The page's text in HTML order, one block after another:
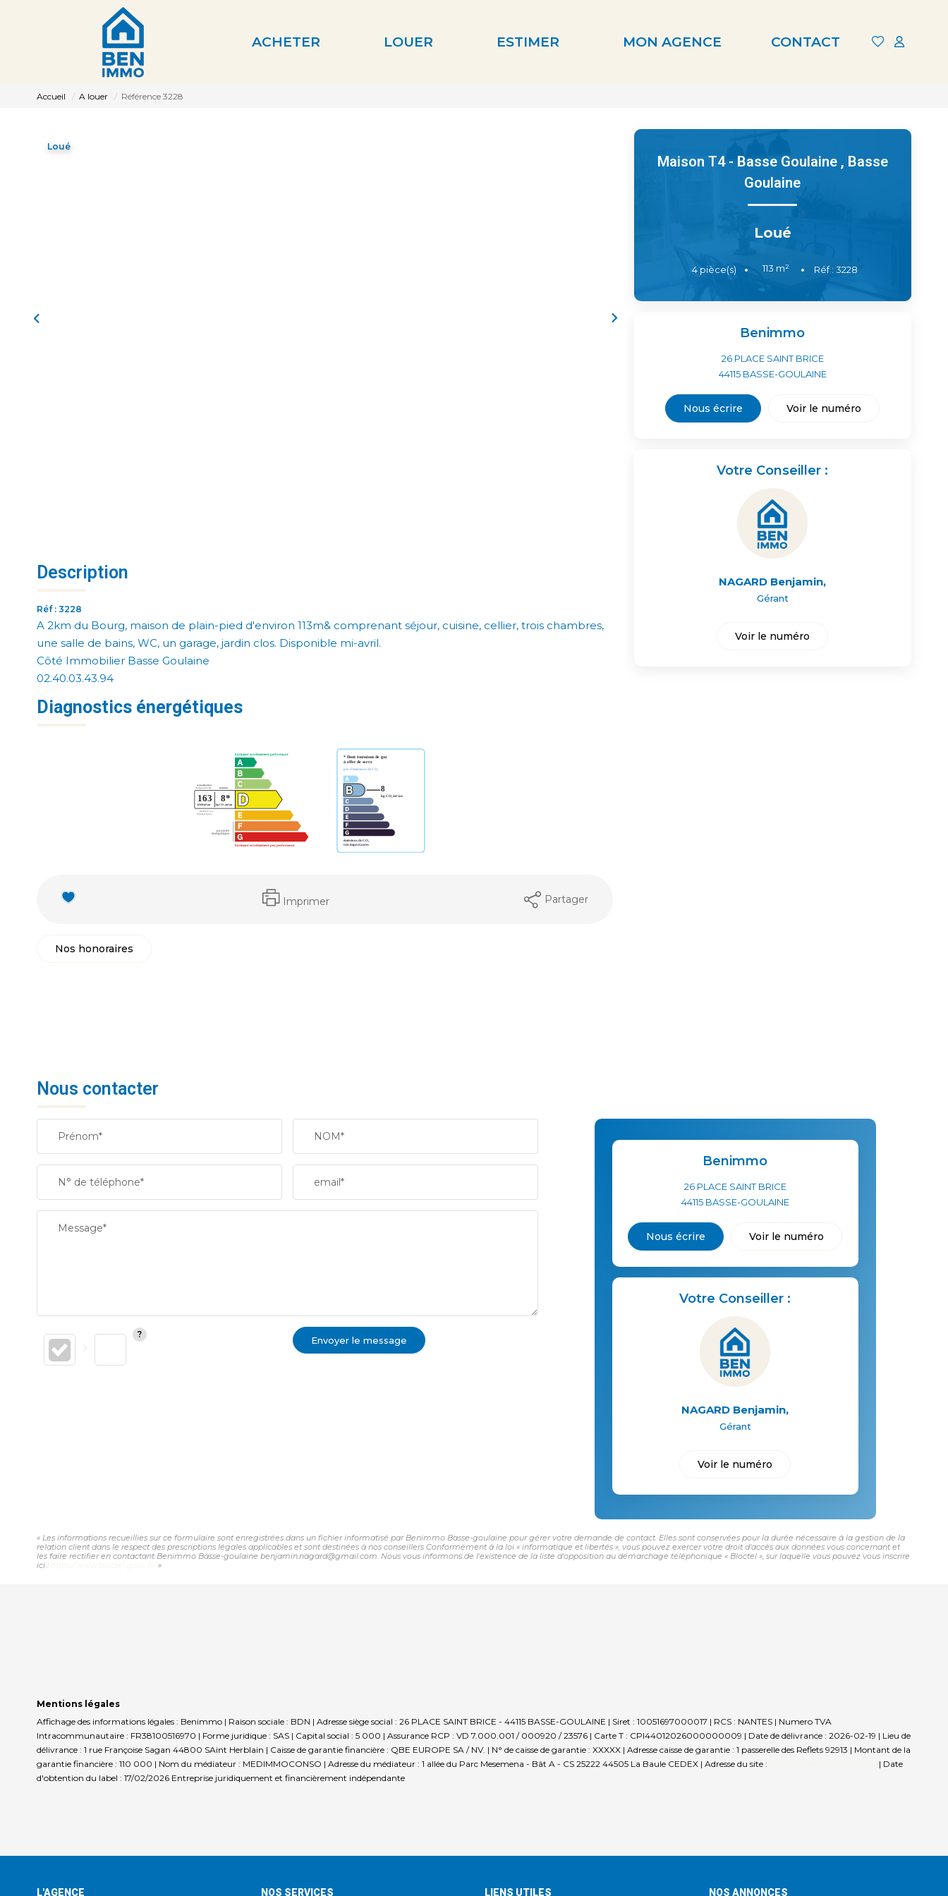
ACHETER LOUER ESTIMER MON AGENCE CONTACT
Accueil A louer Référence 3228
Loué
Description
Réf : 3228
A 2km du Bourg, maison de plain-pied d'environ 113m& comprenant séjour, cuisine, cellier, trois chambres,
une salle de bains, WC, un garage, jardin clos. Disponible mi-avril.
Côté Immobilier Basse Goulaine
02.40.03.43.94
Diagnostics énergétiques
Imprimer Partager
Nos honoraires
Maison T4 - Basse Goulaine , Basse
Goulaine
Loué
4 pièce(s) 113 m² Réf : 3228
Benimmo
26 PLACE SAINT BRICE
44115 BASSE-GOULAINE
Nous écrire Voir le numéro
Votre Conseiller :
NAGARD Benjamin,
Gérant
Voir le numéro
Nous contacter
Prénom* NOM*
N° de téléphone* email*
Message*
Envoyer le message
Benimmo
26 PLACE SAINT BRICE
44115 BASSE-GOULAINE
Nous écrire Voir le numéro
Votre Conseiller :
NAGARD Benjamin,
Gérant
Voir le numéro
« Les informations recueillies sur ce formulaire sont enregistrées dans un fichier informatisé par Benimmo Basse-goulaine pour gérer votre demande de contact. Elles sont conservées pour la durée nécessaire à la gestion de la
relation client dans le respect des prescriptions légales applicables et sont destinées à nos conseillers Conformément à la loi « informatique et libertés », vous pouvez exercer votre droit d'accès aux données vous concernant et
les faire rectifier en contactant Benimmo Basse-goulaine benjamin.nagard@gmail.com. Nous vous informons de l'existence de la liste d'opposition au démarchage téléphonique « Bloctel », sur laquelle vous pouvez vous inscrire
ici :
»
Mentions légales
Affichage des informations légales : Benimmo | Raison sociale : BDN | Adresse siège social : 26 PLACE SAINT BRICE - 44115 BASSE-GOULAINE | Siret : 10051697000017 | RCS : NANTES | Numero TVA
Intracommunautaire : FR38100516970 | Forme juridique : SAS | Capital social : 5 000 | Assurance RCP : VD 7.000.001 / 000920 / 23576 | Carte T : CPI44012026000000009 | Date de délivrance : 2026-02-19 | Lieu de
délivrance : 1 rue Françoise Sagan 44800 SAint Herblain | Caisse de garantie financière : QBE EUROPE SA / NV. | N° de caisse de garantie : XXXXX | Adresse caisse de garantie : 1 passerelle des Reflets 92913 | Montant de la
garantie financière : 110 000 | Nom du médiateur : MEDIMMOCONSO | Adresse du médiateur : 1 allée du Parc Mesemena - Bât A - CS 25222 44505 La Baule CEDEX | Adresse du site :
| Date
d'obtention du label : 17/02/2026 Entreprise juridiquement et financièrement indépendante
L'AGENCE NOS SERVICES LIENS UTILES NOS ANNONCES